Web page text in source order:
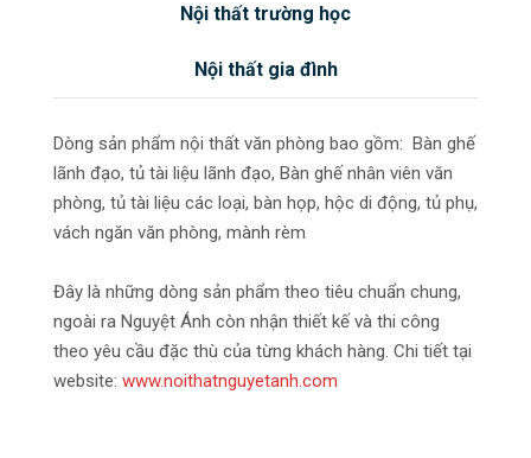
Nội thất trường học
Nội thất gia đình
Dòng sản phẩm nội thất văn phòng bao gồm: Bàn ghế
lãnh đạo, tủ tài liệu lãnh đạo, Bàn ghế nhân viên văn
phòng, tủ tài liệu các loại, bàn họp, hộc di động, tủ phụ,
vách ngăn văn phòng, mành rèm
Đây là những dòng sản phẩm theo tiêu chuẩn chung,
ngoài ra Nguyệt Ánh còn nhận thiết kế và thi công
theo yêu cầu đặc thù của từng khách hàng. Chi tiết tại
website: www.noithatnguyetanh.com